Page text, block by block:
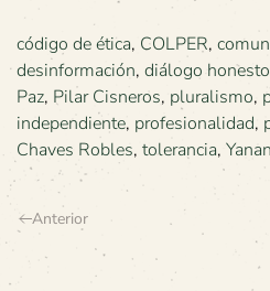
código de ética, COLPER,
desinformación, diálogo honesto
Paz, Pilar Cisneros, pluralismo,
independiente, profesionalidad,
Chaves Robles, tolerancia,
Anterior